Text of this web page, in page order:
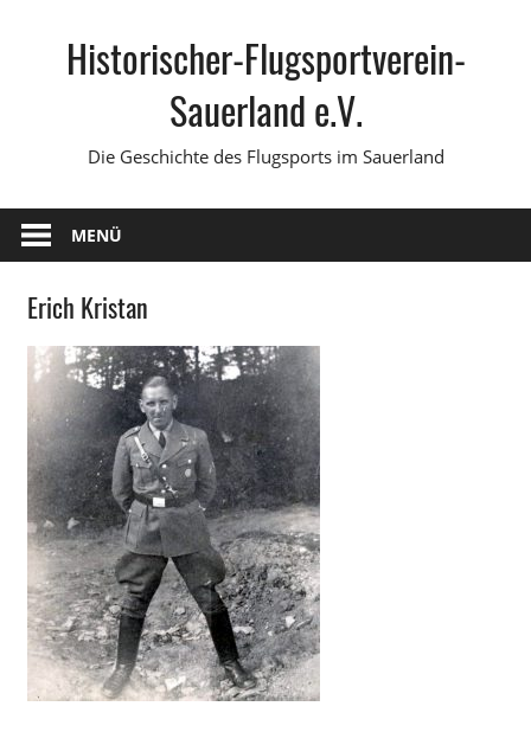
springenHistorischer-Flugsportverein-
Sauerland e.V.
Die Geschichte des Flugsports im Sauerland
MENÜ
Erich Kristan